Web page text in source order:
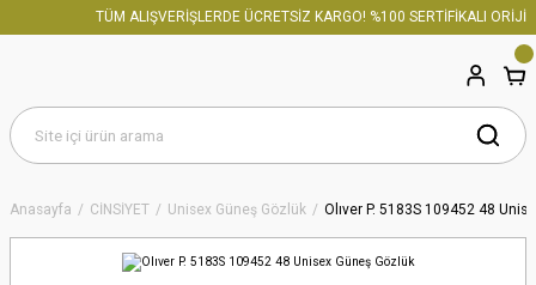
TÜM ALIŞVERİŞLERDE ÜCRETSİZ KARGO! %100 SERTİFİKALI
Anasayfa CİNSİYET Unisex Güneş Gözlük Olıver P. 5183S 109452 48